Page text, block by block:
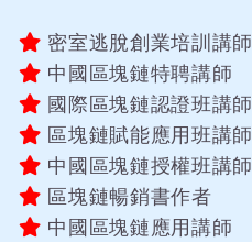
密室逃脫創業培訓講師
中國區塊鏈特聘講師
國際區塊鏈認證班講師
區塊鏈賦能應用班講師
中國區塊鏈授權班講師
區塊鏈暢銷書作者
中國區塊鏈應用講師